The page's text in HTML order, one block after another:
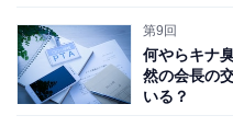
と錯覚してしまうわけです
ですから、加入申込の仕
第9回
何やらキナ
然の会長の
いる？